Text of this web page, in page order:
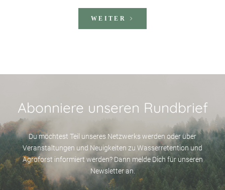
WEITER
Abonniere unseren Rundbrief
Du möchtest Teil unseres Netzwerks werden oder über
Veranstaltungen und Neuigkeiten zu Wasserretention und
Agroforst informiert werden? Dann melde Dich für unseren
Newsletter an.